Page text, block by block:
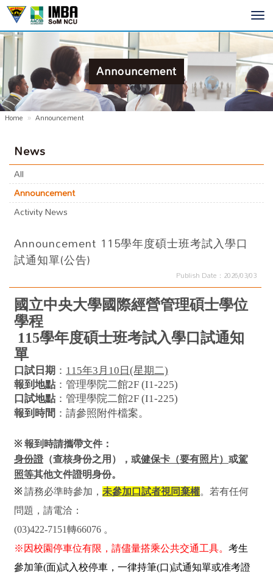
Announcement
Home Announcement
News
All
Announcement
Activity News
Announcement 115學年度碩士班考試入學口
試通知單(公告)
Publish Date：2026/03/03
國立中央大學國際經營管理碩士學位
學程
115學年度碩士班考試入學口試通知
單
口試日期 ： 115年3月10日(星期二)
報到地點：管理學院二館2F (I1-225)
口試地點：管理學院二館2F (I1-225)
報到時間 ：請參照附件檔案。
※ 報到時請攜帶文件：
身份證（查核身份之用），或健保卡（要有照片） 或駕
照等其他文件證明身份。
※請務必準時參加， 未參加口試者視同棄權。若有任何
問題，請電洽：
(03)422-7151轉66076 。
※因校園停車位有限，請儘量搭乘公共交通工具。 考生
參加筆(面)試入校停車，一律持筆(口)試通知單或准考證